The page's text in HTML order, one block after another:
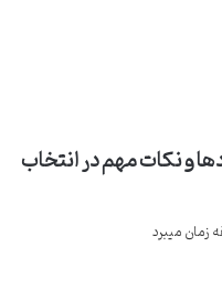
و نکات مهم در انتخاب